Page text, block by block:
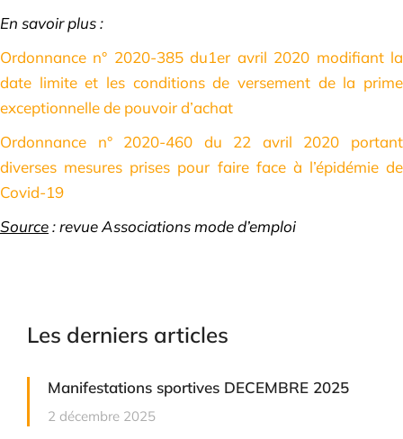
En savoir plus :
Ordonnance n° 2020-385 du1er avril 2020 modifiant la
date limite et les conditions de versement de la prime
exceptionnelle de pouvoir d’achat
Ordonnance n° 2020-460 du 22 avril 2020 portant
diverses mesures prises pour faire face à l’épidémie de
Covid-19
Source: revue Associations mode d’emploi
Les derniers articles
Manifestations sportives DECEMBRE 2025
2 décembre 2025